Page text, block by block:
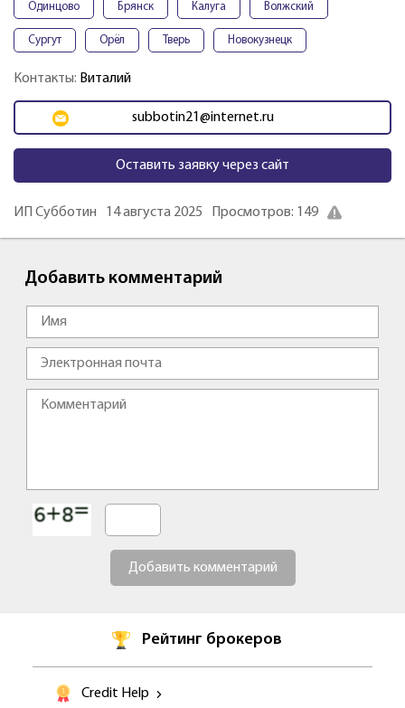
Одинцово Брянск Калуга Волжский
Сургут Орёл Тверь Новокузнецк
Контакты: Виталий
subbotin21@internet.ru
Оставить заявку через сайт
ИП Субботин 14 августа 2025 Просмотров: 149
Добавить комментарий
Добавить комментарий
Рейтинг брокеров
Credit Help